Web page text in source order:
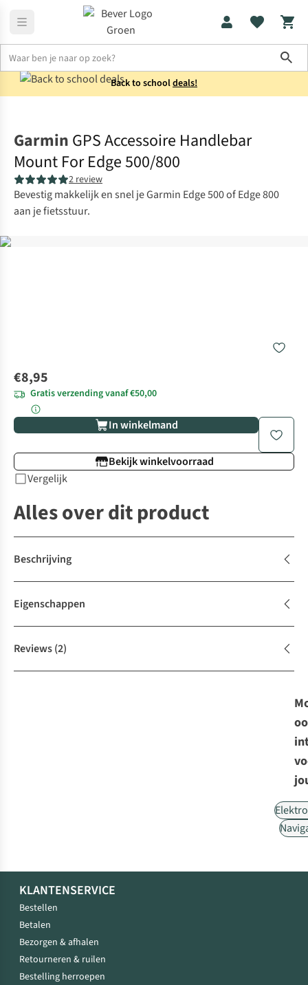
Back to schooldeals!
Garmin GPS Accessoire Handlebar
Mount For Edge 500/800
2 review
Bevestig makkelijk en snel je Garmin Edge 500 of Edge 800
aan je fietsstuur.
€8,95
Gratis verzending vanaf €50,00
In winkelmand
Bekijk winkelvoorraad
Vergelijk
Alles over dit product
Beschrijving
Eigenschappen
Reviews(2)
KLANTENSERVICE
Bestellen
Betalen
Bezorgen & afhalen
Retourneren & ruilen
Bestelling herroepen